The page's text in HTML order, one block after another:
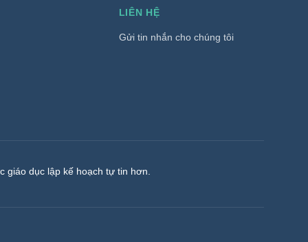
LIÊN HỆ
Gửi tin nhắn cho chúng tôi
giáo dục lập kế hoạch tự tin hơn.